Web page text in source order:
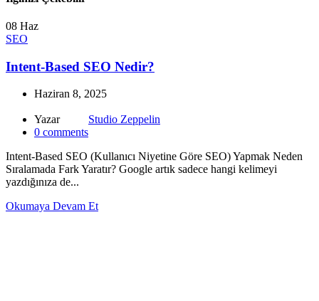
08 Haz
SEO
Intent-Based SEO Nedir?
Haziran 8, 2025
Yazar
Studio Zeppelin
0 comments
Intent-Based SEO (Kullanıcı Niyetine Göre SEO) Yapmak Neden
Sıralamada Fark Yaratır? Google artık sadece hangi kelimeyi
yazdığınıza de...
Okumaya Devam Et